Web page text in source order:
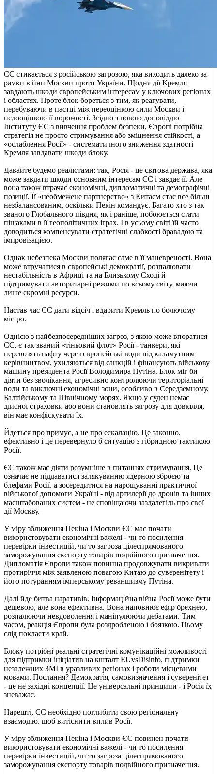
ЄС стикається з російською загрозою, яка виходить далеко за
рамки війни Москви проти України. Щодня дії Кремля
завдають шкоди європейським інтересам у ключових регіонах
і областях. Проте блок бореться з тим, як реагувати,
перебуваючи в пастці між переоцінкою сили Москви і
недооцінкою її ворожості. Згідно з новою доповіддю
Інституту ЄС з вивчення проблем безпеки, Європі потрібна
стратегія не просто стримування або зміцнення стійкості, а
«ослаблення Росії» - систематичного зниження здатності
Кремля завдавати шкоди блоку.
Давайте будемо реалістами: так, Росія - це світова держава, яка
може завдати шкоди основним інтересам ЄС і завдає її. Але
вона також втрачає економічні, дипломатичні та демографічні
позиції. Її «необмежене партнерство» з Китаєм стає все більш
незбалансованим, оскільки Пекін командує. Багато хто з так
званого Глобального півдня, як і раніше, побоюється стати
пішаками в її геополітичних іграх. І в усьому світі їй часто
доводиться компенсувати стратегічні слабкості бравадою та
імпровізацією.
Однак небезпека Москви полягає саме в її маневреності. Вона
може втручатися в європейські демократії, розпалювати
нестабільність в Африці та на Близькому Сході й
підтримувати авторитарні режими по всьому світу, маючи
лише скромні ресурси.
Настав час ЄС дати відсіч і вдарити Кремль по болючому
місцю.
Однією з найбезпосередніших загроз, з якою може впоратися
ЄС, є так званий «тіньовий флот» Росії - танкери, які
перевозять нафту через європейські води під каламутним
керівництвом, ухиляються від санкцій і фінансують військову
машину президента Росії Володимира Путіна. Блок міг би
діяти без зволікання, агресивно контролюючи територіальні
води та виключні економічні зони, особливо в Середземному,
Балтійському та Північному морях. Якщо у суден немає
дійсної страховки або вони становлять загрозу для довкілля,
він має конфіскувати їх.
Йдеться про примус, а не про ескалацію. Це законно,
ефективно і це перевернуло б ситуацію з гібридною тактикою
Росії.
ЄС також має діяти розумніше в питаннях стримування. Це
означає не піддаватися залякуванню ядерною зброєю та
блефами Росії, а зосередитися на нарощуванні практичної
військової допомоги Україні - від артилерії до дронів та інших
масштабованих систем - не сповіщаючи заздалегідь про свої
дії Москву.
У міру зближення Пекіна і Москви ЄС має почати
використовувати економічні важелі - чи то посилення
перевірки інвестицій, чи то загроза цілеспрямованого
заморожування експорту товарів подвійного призначення.
Дипломатія Європи також повинна продовжувати викривати
протиріччя між заявленою повагою Китаю до суверенітету і
його потуранням імперському реваншизму Путіна.
Далі йде битва наративів. Інформаційна війна Росії може бути
дешевою, але вона ефективна. Вона наповнює ефір брехнею,
розпалюючи невдоволення і маніпулюючи дебатами. Тим
часом, реакція Європи була роздробленою і боязкою. Цьому
слід покласти край.
Блоку потрібні реальні стратегічні комунікаційні можливості
для підтримки ініціатив на кшталт EUvsDisinfo, підтримки
незалежних ЗМІ в уразливих регіонах і роботи місцевими
мовами. Послання? Демократія, самовизначення і суверенітет
- це не західні концепції. Це універсальні принципи - і Росія їх
зневажає.
Нарешті, ЄС необхідно поглибити свою регіональну
взаємодію, щоб витіснити вплив Росії.
У міру зближення Пекіна і Москви ЄС повинен почати
використовувати економічні важелі - чи то посилення
перевірки інвестицій, чи то загроза цілеспрямованого
заморожування експорту товарів подвійного призначення.